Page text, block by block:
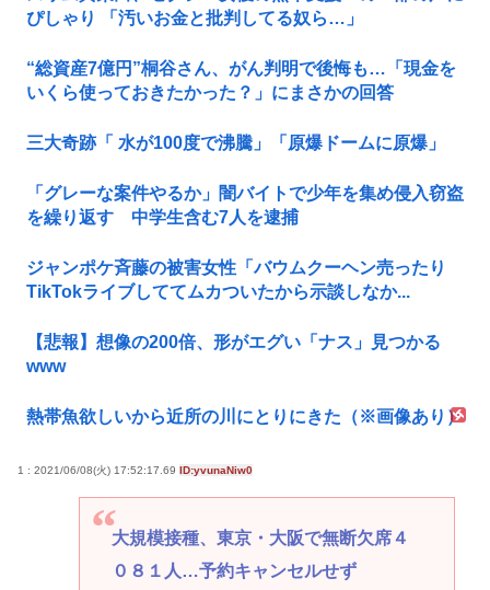
ぴしゃり 「汚いお金と批判してる奴ら…」
“総資産7億円”桐谷さん、がん判明で後悔も…「現金を
いくら使っておきたかった？」にまさかの回答
三大奇跡「 水が100度で沸騰」「原爆ドームに原爆」
「グレーな案件やるか」闇バイトで少年を集め侵入窃盗
を繰り返す 中学生含む7人を逮捕
ジャンポケ斉藤の被害女性「バウムクーヘン売ったり
TikTokライブしててムカついたから示談しなか...
【悲報】想像の200倍、形がエグい「ナス」見つかる
www
熱帯魚欲しいから近所の川にとりにきた（※画像あり）
1 : 2021/06/08(火) 17:52:17.69 ID:yvunaNiw0
大規模接種、東京・大阪で無断欠席４
０８１人…予約キャンセルせず